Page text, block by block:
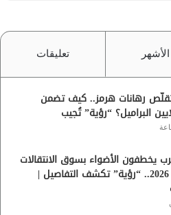
الأشهر تعليقات
تقلّص رهانات هرمز.. كيف تضمن
البراميل؟ “رؤية” تُجيب
يخطفون الأضواء بسوق الانتقالات
الأوروبية 2026.. “رؤية” تكشف التفاصيل |